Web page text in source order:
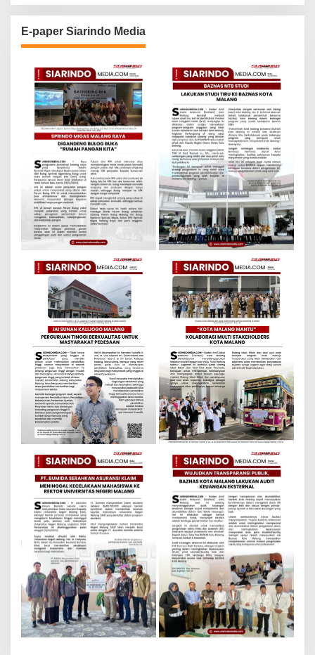
E-paper Siarindo Media